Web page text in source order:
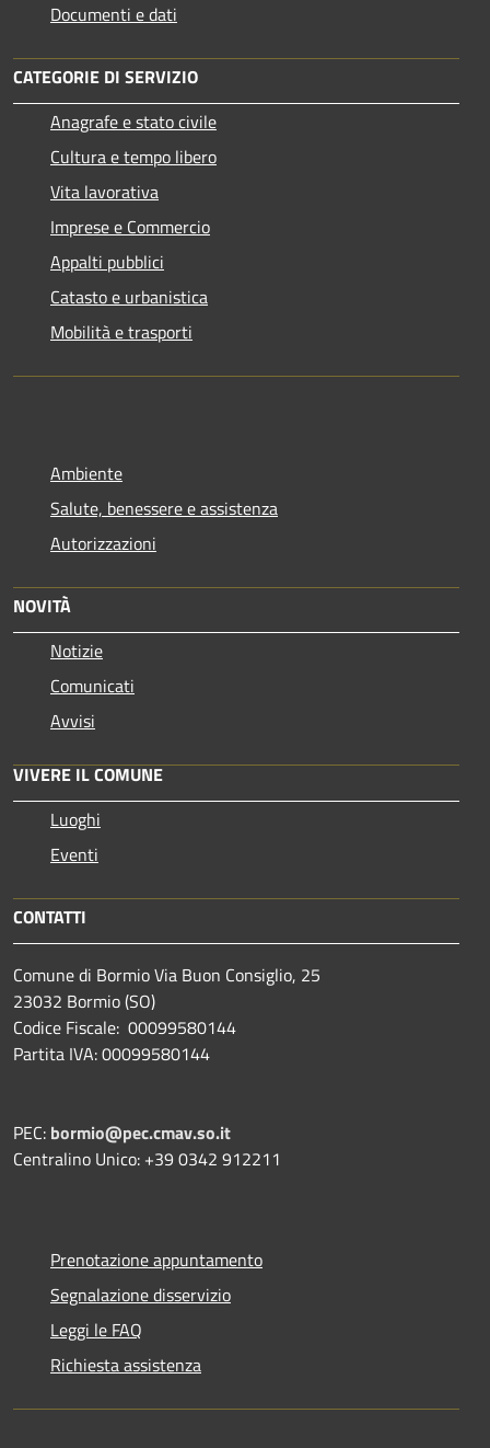
Documenti e dati
CATEGORIE DI SERVIZIO
Anagrafe e stato civile
Cultura e tempo libero
Vita lavorativa
Imprese e Commercio
Appalti pubblici
Catasto e urbanistica
Mobilità e trasporti
Ambiente
Salute, benessere e assistenza
Autorizzazioni
NOVITÀ
Notizie
Comunicati
Avvisi
VIVERE IL COMUNE
Luoghi
Eventi
CONTATTI
Comune di Bormio Via Buon Consiglio, 25
23032 Bormio (SO)
Codice Fiscale: 00099580144
Partita IVA: 00099580144
PEC: bormio@pec.cmav.so.it
Centralino Unico: +39 0342 912211
Prenotazione appuntamento
Segnalazione disservizio
Leggi le FAQ
Richiesta assistenza